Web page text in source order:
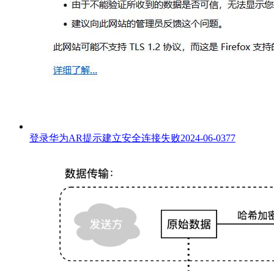
登录华为AR提示建立安全连接失败2024-06-0377